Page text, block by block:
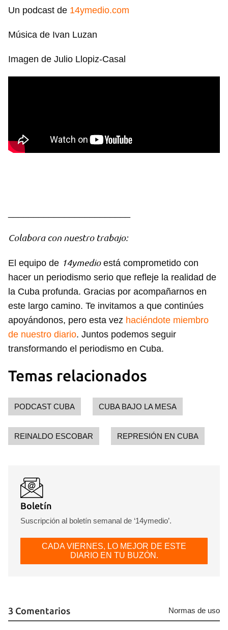
Un podcast de 14ymedio.com
Música de Ivan Luzan
Imagen de Julio Llopiz-Casal
Colabora con nuestro trabajo:
El equipo de 14ymedioestá comprometido con
hacer un periodismo serio que refleje la realidad de
la Cuba profunda. Gracias por acompañarnos en
este largo camino. Te invitamos a que continúes
apoyándonos, pero esta vez haciéndote miembro
de nuestro diario. Juntos podemos seguir
transformando el periodismo en Cuba.
Temas relacionados
PODCAST CUBA CUBA BAJO LA MESA
REINALDO ESCOBAR REPRESIÓN EN CUBA
Boletín
Suscripción al boletín semanal de ‘14ymedio’.
CADA VIERNES, LO MEJOR DE ESTE
DIARIO EN TU BUZÓN.
3 Comentarios Normas de uso